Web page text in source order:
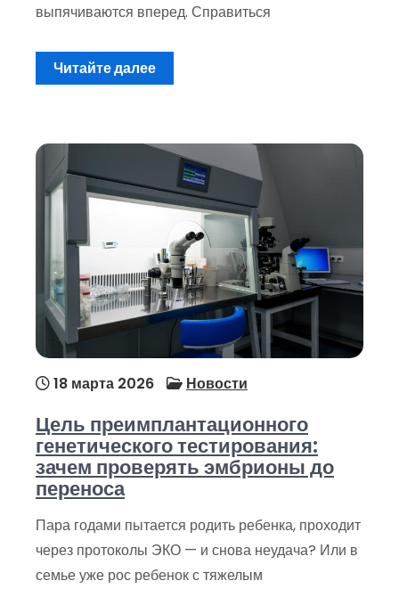
выпячиваются вперед. Справиться
Читайте далее
18 марта 2026 Новости
Цель преимплантационного
генетического тестирования:
зачем проверять эмбрионы до
переноса
Пара годами пытается родить ребенка, проходит
через протоколы ЭКО — и снова неудача? Или в
семье уже рос ребенок с тяжелым